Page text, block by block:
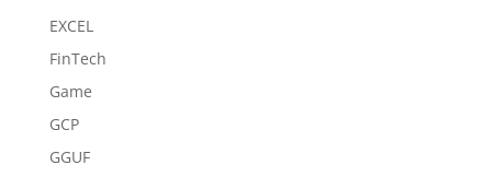
EXCEL
FinTech
Game
GCP
GGUF